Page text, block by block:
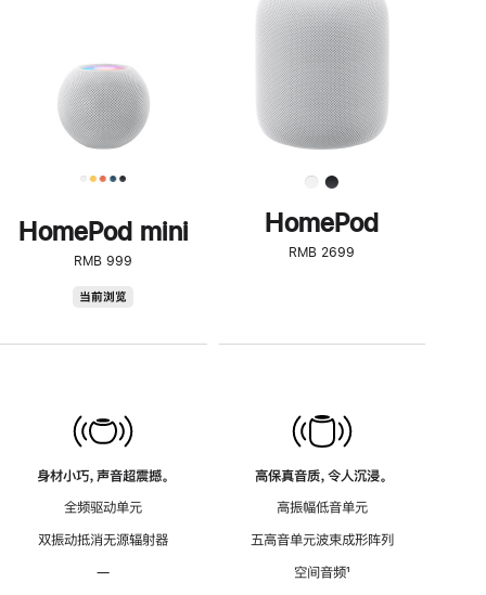
HomePod mini
RMB 999
当前浏览
身材小巧，声音超震撼。
全频驱动单元
双振动抵消无源辐射器
—
了
解
HomePod<
HomePod
RMB 2699
高保真音质，令人沉浸。
高振幅低音单元
五高音单元波束成形阵列
空间音频脚
¹